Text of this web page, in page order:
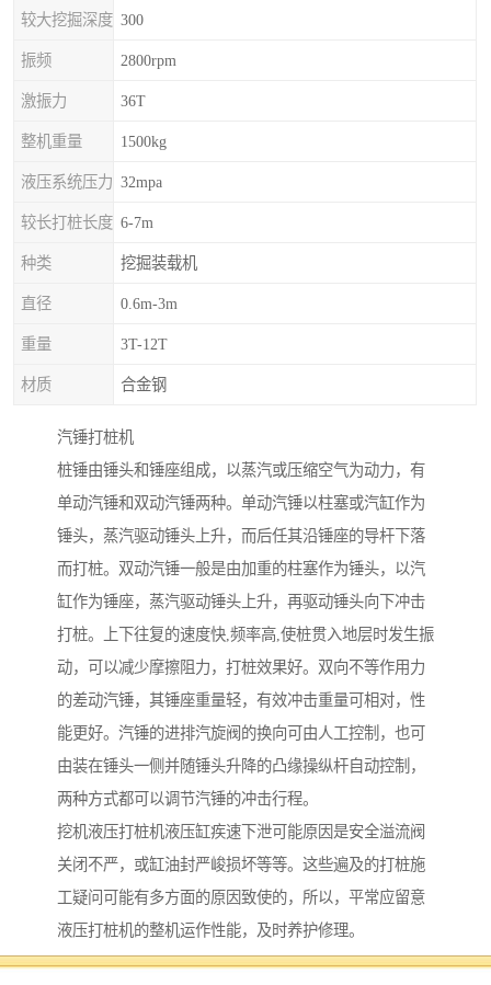
较大挖掘深度 300
振频 2800rpm
激振力 36T
整机重量 1500kg
液压系统压力 32mpa
较长打桩长度 6-7m
种类 挖掘装载机
直径 0.6m-3m
重量 3T-12T
材质 合金钢
汽锤打桩机
桩锤由锤头和锤座组成，以蒸汽或压缩空气为动力，有
单动汽锤和双动汽锤两种。单动汽锤以柱塞或汽缸作为
锤头，蒸汽驱动锤头上升，而后任其沿锤座的导杆下落
而打桩。双动汽锤一般是由加重的柱塞作为锤头，以汽
缸作为锤座，蒸汽驱动锤头上升，再驱动锤头向下冲击
打桩。上下往复的速度快,频率高,使桩贯入地层时发生振
动，可以减少摩擦阻力，打桩效果好。双向不等作用力
的差动汽锤，其锤座重量轻，有效冲击重量可相对，性
能更好。汽锤的进排汽旋阀的换向可由人工控制，也可
由装在锤头一侧并随锤头升降的凸缘操纵杆自动控制，
两种方式都可以调节汽锤的冲击行程。
挖机液压打桩机液压缸疾速下泄可能原因是安全溢流阀
关闭不严，或缸油封严峻损坏等等。这些遍及的打桩施
工疑问可能有多方面的原因致使的，所以，平常应留意
液压打桩机的整机运作性能，及时养护修理。